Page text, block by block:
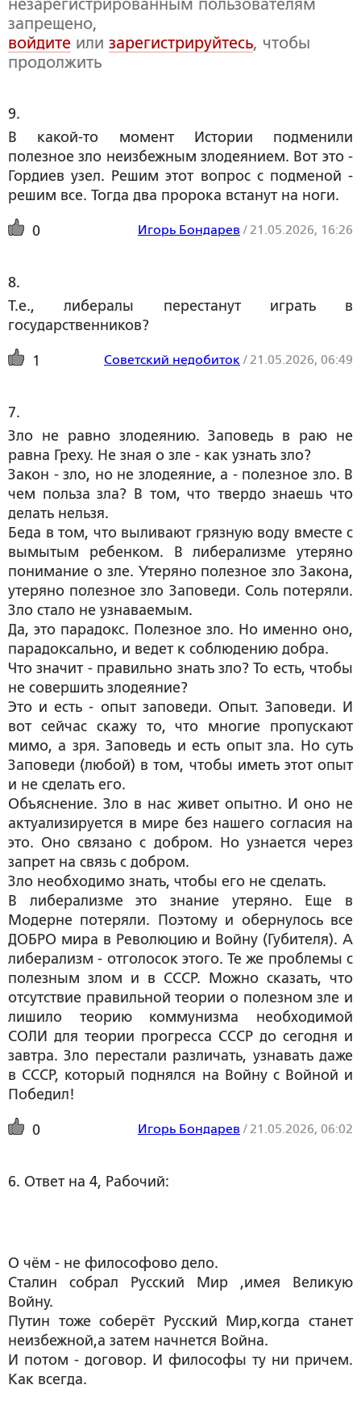
незарегистрированным пользователям
запрещено,
войдите или зарегистрируйтесь, чтобы
продолжить
9.
В какой-то момент Истории подменили
полезное зло неизбежным злодеянием. Вот это -
Гордиев узел. Решим этот вопрос с подменой -
решим все. Тогда два пророка встанут на ноги.
0 Игорь Бондарев / 21.05.2026, 16:26
8.
Т.е., либералы перестанут играть в
государственников?
1 Советский недобиток/ 21.05.2026, 06:49
7.
Зло не равно злодеянию. Заповедь в раю не
равна Греху. Не зная о зле - как узнать зло?
Закон - зло, но не злодеяние, а - полезное зло. В
чем польза зла? В том, что твердо знаешь что
делать нельзя.
Беда в том, что выливают грязную воду вместе с
вымытым ребенком. В либерализме утеряно
понимание о зле. Утеряно полезное зло Закона,
утеряно полезное зло Заповеди. Соль потеряли.
Зло стало не узнаваемым.
Да, это парадокс. Полезное зло. Но именно оно,
парадоксально, и ведет к соблюдению добра.
Что значит - правильно знать зло? То есть, чтобы
не совершить злодеяние?
Это и есть - опыт заповеди. Опыт. Заповеди. И
вот сейчас скажу то, что многие пропускают
мимо, а зря. Заповедь и есть опыт зла. Но суть
Заповеди (любой) в том, чтобы иметь этот опыт
и не сделать его.
Объяснение. Зло в нас живет опытно. И оно не
актуализируется в мире без нашего согласия на
это. Оно связано с добром. Но узнается через
запрет на связь с добром.
Зло необходимо знать, чтобы его не сделать.
В либерализме это знание утеряно. Еще в
Модерне потеряли. Поэтому и обернулось все
ДОБРО мира в Революцию и Войну (Губителя). А
либерализм - отголосок этого. Те же проблемы с
полезным злом и в СССР. Можно сказать, что
отсутствие правильной теории о полезном зле и
лишило теорию коммунизма необходимой
СОЛИ для теории прогресса СССР до сегодня и
завтра. Зло перестали различать, узнавать даже
в СССР, который поднялся на Войну с Войной и
Победил!
0 Игорь Бондарев / 21.05.2026, 06:02
6. Ответ на 4, Рабочий:
О чём - не философово дело.
Сталин собрал Русский Мир ,имея Великую
Войну.
Путин тоже соберёт Русский Мир,когда станет
неизбежной,а затем начнется Война.
И потом - договор. И философы ту ни причем.
Как всегда.